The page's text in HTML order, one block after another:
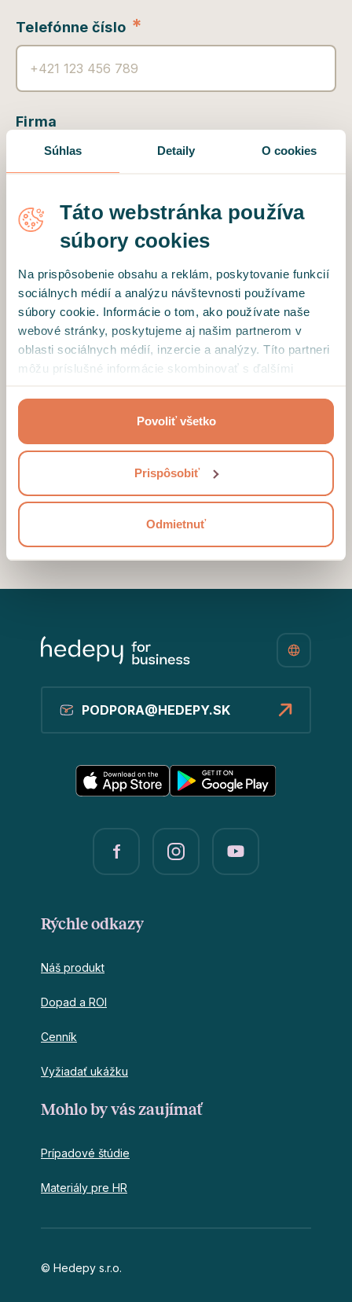
Súhlas Detaily O cookies
Táto webstránka používa
súbory cookies
Na prispôsobenie obsahu a reklám, poskytovanie funkcií
sociálnych médií a analýzu návštevnosti používame
súbory cookie. Informácie o tom, ako používate naše
webové stránky, poskytujeme aj našim partnerom v
oblasti sociálnych médií, inzercie a analýzy. Títo partneri
môžu príslušné informácie skombinovať s ďalšími
keď ste používali ich služby.
Povoliť všetko
Prispôsobiť
Odmietnuť
Telefónne číslo *
Firma
Veľkosť firmy*
Ako vám môžem pomôcť?
súhlasím so zasielaním bezplatného obsahu a ponúk.
POĎME SA POROZPRÁVAŤ
PODPORA@HEDEPY.SK
Rýchle odkazy
Náš produkt
Dopad a ROI
Cenník
Vyžiadať ukážku
Mohlo by vás zaujímať
Prípadové štúdie
Materiály pre HR
© Hedepy s.r.o.